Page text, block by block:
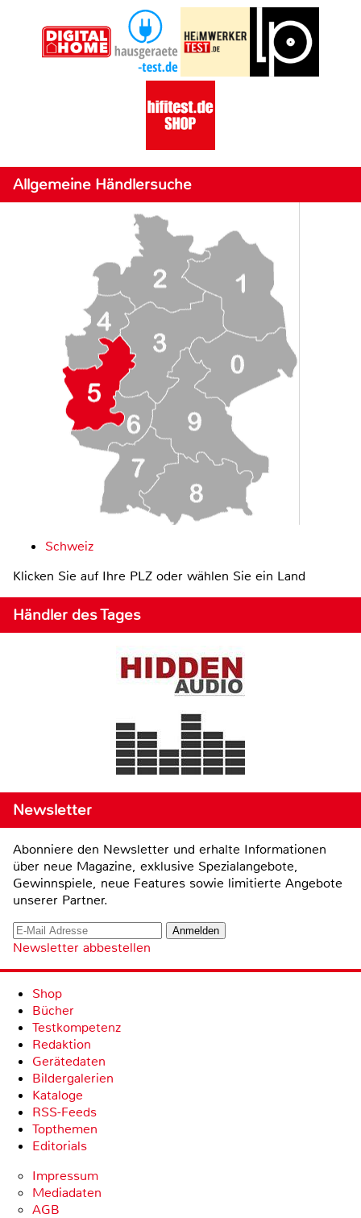
Allgemeine Händlersuche
Schweiz
Klicken Sie auf Ihre PLZ oder wählen Sie ein Land
Händler des Tages
Newsletter
Abonniere den Newsletter und erhalte Informationen
über neue Magazine, exklusive Spezialangebote,
Gewinnspiele, neue Features sowie limitierte Angebote
unserer Partner.
Newsletter abbestellen
Shop
Bücher
Testkompetenz
Redaktion
Gerätedaten
Bildergalerien
Kataloge
RSS-Feeds
Topthemen
Editorials
Impressum
Mediadaten
AGB